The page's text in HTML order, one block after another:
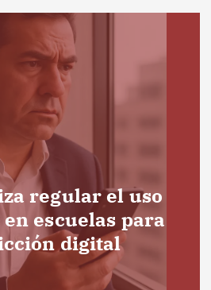
regular el uso
escuelas para
digital